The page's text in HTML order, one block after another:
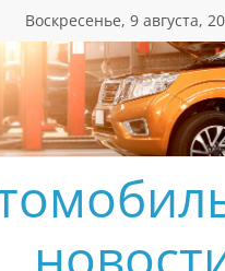
Воскресенье, 9 августа,